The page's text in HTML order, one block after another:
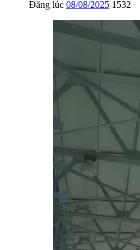
Đăng lúc 08/08/2025 1532